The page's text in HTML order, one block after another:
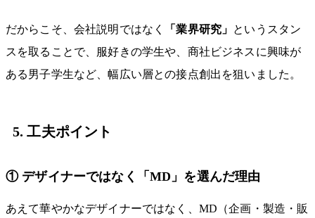
だからこそ、会社説明ではなく 「業界研究」 というスタン
スを取ることで、服好きの学生や、商社ビジネスに興味が
ある男子学生など、幅広い層との接点創出を狙いました。
5. 工夫ポイント
① デザイナーではなく「MD」を選んだ理由
あえて華やかなデザイナーではなく、MD（企画・製造・販